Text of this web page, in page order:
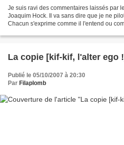
Je suis ravi des commentaires laissés par
Joaquim Hock. Il va sans dire que je ne
Chacun s'exprime comme il l'entend ou
La copie [kif-kif, l'alter ego
Publié le 05/10/2007 à 20:30
Par Filaplomb